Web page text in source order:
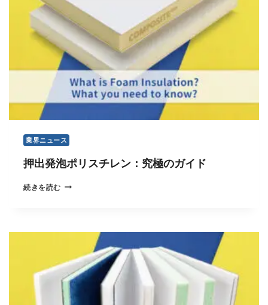
業界ニュース
押出発泡ポリスチレン：究極のガイド
続きを読む 押
チ
ン
：